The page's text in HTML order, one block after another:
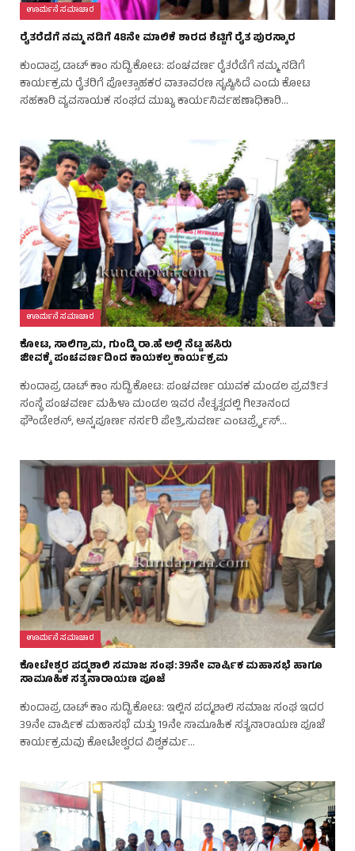
ಊರ್ಮನೆ ಸಮಾಚಾರ
ರೈತರೆಡೆಗೆ ನಮ್ಮ ನಡಿಗೆ 48ನೇ ಮಾಲಿಕೆ ಶಾರದ ಶೆಟ್ಟಿಗೆ ರೈತ ಪುರಸ್ಕಾರ
ಕುಂದಾಪ್ರ ಡಾಟ್‌ ಕಾಂ ಸುದ್ದಿ.ಕೋಟ: ಪಂಚವರ್ಣ ರೈತರೆಡೆಗೆ ನಮ್ಮ ನಡಿಗೆ
ಕಾರ್ಯಕ್ರಮ ರೈತರಿಗೆ ಪೋತ್ಸಾಹಕರ ವಾತಾವರಣ ಸೃಷ್ಠಿಸಿದೆ ಎಂದು ಕೋಟ
ಸಹಕಾರಿ ವ್ಯವಸಾಯಕ ಸಂಘದ ಮುಖ್ಯ ಕಾರ್ಯನಿರ್ವಹಣಾಧಿಕಾರಿ…
ಊರ್ಮನೆ ಸಮಾಚಾರ
ಕೋಟ, ಸಾಲಿಗ್ರಾಮ, ಗುಂಡ್ಮಿ ರಾ.ಹೆ ಅಲ್ಲಿ ನೆಟ್ಟ ಹಸಿರು
ಜೀವಕ್ಕೆ ಪಂಚವರ್ಣದಿಂದ ಕಾಯಕಲ್ಪ ಕಾರ್ಯಕ್ರಮ
ಕುಂದಾಪ್ರ ಡಾಟ್‌ ಕಾಂ ಸುದ್ದಿ.ಕೋಟ: ಪಂಚವರ್ಣ ಯುವಕ ಮಂಡಲ ಪ್ರವರ್ತಿತ
ಸಂಸ್ಥೆ ಪಂಚವರ್ಣ ಮಹಿಳಾ ಮಂಡಲ ಇವರ ನೇತೃತ್ವದಲ್ಲಿ ಗೀತಾನಂದ
ಫೌಂಡೇಶನ್, ಅನ್ನಪೂರ್ಣ ನರ್ಸರಿ ಪೇತ್ರಿ,ಸುವರ್ಣ ಎಂಟರ್ಪ್ರೈಸ್…
ಊರ್ಮನೆ ಸಮಾಚಾರ
ಕೋಟೇಶ್ವರ ಪದ್ಮಶಾಲಿ ಸಮಾಜ ಸಂಘ: 39ನೇ ವಾರ್ಷಿಕ ಮಹಾಸಭೆ ಹಾಗೂ
ಸಾಮೂಹಿಕ ಸತ್ಯನಾರಾಯಣ ಪೂಜೆ
ಕುಂದಾಪ್ರ ಡಾಟ್‌ ಕಾಂ ಸುದ್ದಿ.ಕೋಟ: ಇಲ್ಲಿನ ಪದ್ಮಶಾಲಿ ಸಮಾಜ ಸಂಘ ಇದರ
39ನೇ ವಾರ್ಷಿಕ ಮಹಾಸಭೆ ಮತ್ತು 19ನೇ ಸಾಮೂಹಿಕ ಸತ್ಯನಾರಾಯಣ ಪೂಜೆ
ಕಾರ್ಯಕ್ರಮವು ಕೋಟೇಶ್ವರದ ವಿಶ್ವಕರ್ಮ…